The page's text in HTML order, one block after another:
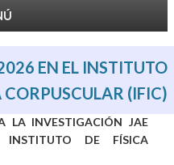
EN EL INSTITUTO
CORPUSCULAR (IFIC)
LA INVESTIGACIÓN JAE
DE FÍSICA